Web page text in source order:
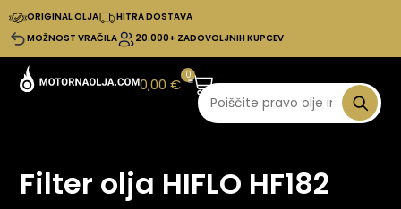
ORIGINAL OLJA
HITRA DOSTAVA
MOŽNOST VRAČILA
20.000+ ZADOVOLJNIH KUPCEV
0,00€
0
Filter olja HIFLO HF182